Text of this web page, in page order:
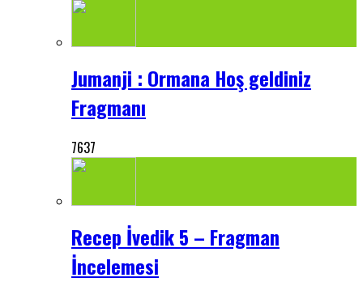
Jumanji : Ormana Hoş geldiniz
Fragmanı
7637
Recep İvedik 5 – Fragman
İncelemesi